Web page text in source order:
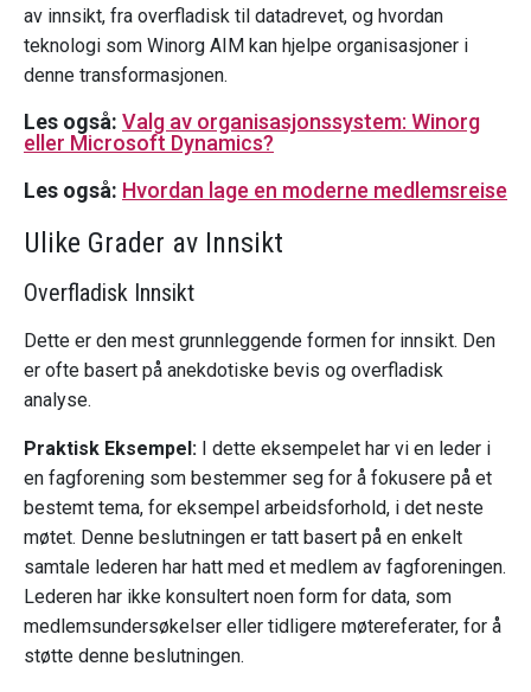
av innsikt, fra overfladisk til datadrevet, og hvordan
teknologi som Winorg AIM kan hjelpe organisasjoner i
denne transformasjonen.
Les også: Valg av organisasjonssystem: Winorg
eller Microsoft Dynamics?
Les også: Hvordan lage en moderne medlemsreise
Ulike Grader av Innsikt
Overfladisk Innsikt
Dette er den mest grunnleggende formen for innsikt. Den
er ofte basert på anekdotiske bevis og overfladisk
analyse.
Praktisk Eksempel: I dette eksempelet har vi en leder i
en fagforening som bestemmer seg for å fokusere på et
bestemt tema, for eksempel arbeidsforhold, i det neste
møtet. Denne beslutningen er tatt basert på en enkelt
samtale lederen har hatt med et medlem av fagforeningen.
Lederen har ikke konsultert noen form for data, som
medlemsundersøkelser eller tidligere møtereferater, for å
støtte denne beslutningen.